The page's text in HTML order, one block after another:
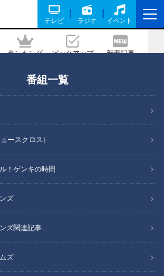
テレビ ラジオ イベント
ランキング ピックアップ 新着記事
番組一覧
ースクロス）
！ゲンキの時間
ズ
ズ関連記事
ズ
練、そして“沢村賞”に